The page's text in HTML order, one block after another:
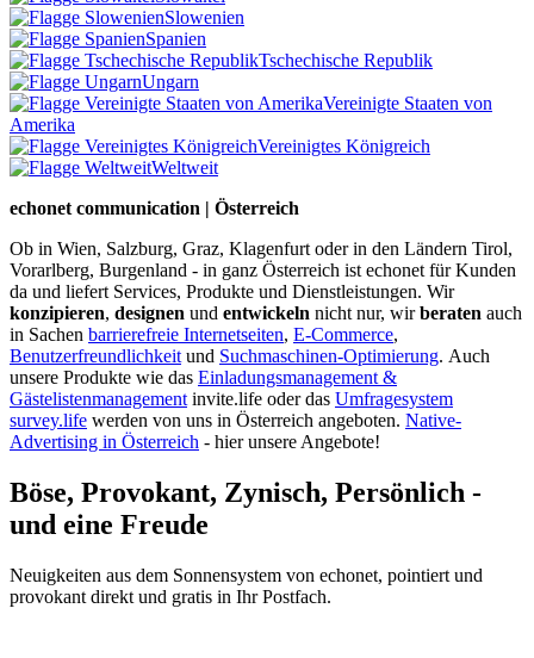
Slowenien
Spanien
Tschechische Republik
Ungarn
Vereinigte Staaten von
Amerika
Vereinigtes Königreich
Weltweit
echonet communication | Österreich
Ob in Wien, Salzburg, Graz, Klagenfurt oder in den Ländern Tirol,
Vorarlberg, Burgenland - in ganz Österreich ist echonet für Kunden
da und liefert Services, Produkte und Dienstleistungen. Wir
konzipieren, designen und entwickeln nicht nur, wirberaten auch
in Sachen barrierefreie Internetseiten, E-Commerce,
Benutzerfreundlichkeit und Suchmaschinen-Optimierung. Auch
unsere Produkte wie das Einladungsmanagement &
Gästelistenmanagement invite.life oder das Umfragesystem
survey.life werden von uns in Österreich angeboten. Native-
Advertising in Österreich - hier unsere Angebote!
Böse, Provokant, Zynisch, Persönlich -
und eine Freude
Neuigkeiten aus dem Sonnensystem von echonet, pointiert und
provokant direkt und gratis in Ihr Postfach.